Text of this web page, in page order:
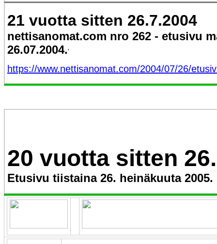
21 vuotta sitten 26.7.2004
nettisanomat.com nro 262 - etusivu
26.07.2004.'
https://www.nettisanomat.com/2004/07/26/
20 vuotta sitten
Etusivu tiistaina 26. heinäkuuta 2005.